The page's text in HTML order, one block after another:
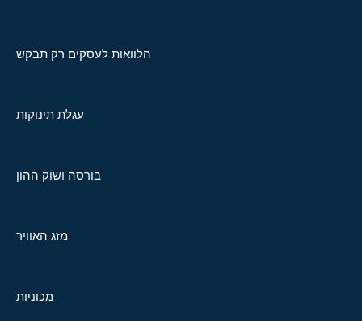
הלוואות לעסקים רק תבקש
עגלת תינוקות
בורסה ושוק ההון
מזג האוויר
מכוניות